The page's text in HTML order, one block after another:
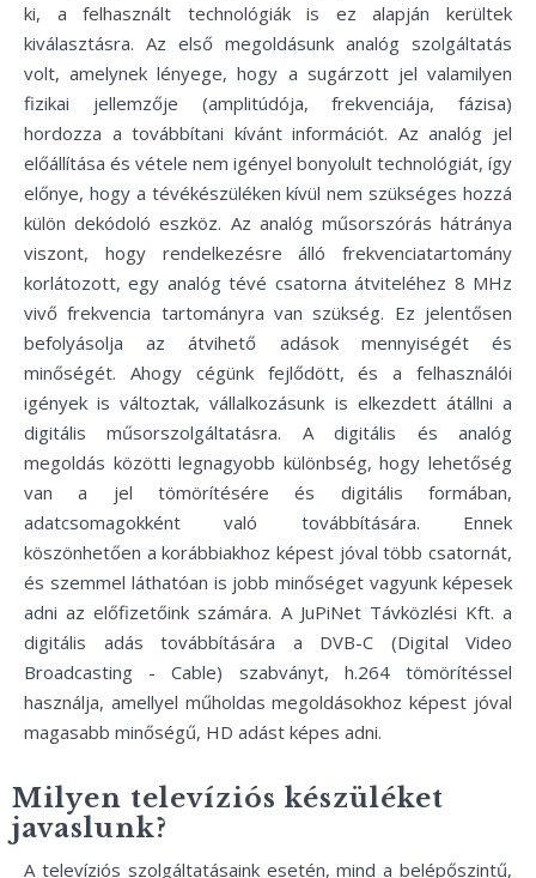
ki, a felhasznált technológiák is ez alapján kerültek
kiválasztásra. Az első megoldásunk analóg szolgáltatás
volt, amelynek lényege, hogy a sugárzott jel valamilyen
fizikai jellemzője (amplitúdója, frekvenciája, fázisa)
hordozza a továbbítani kívánt információt. Az analóg jel
előállítása és vétele nem igényel bonyolult technológiát, így
előnye, hogy a tévékészüléken kívül nem szükséges hozzá
külön dekódoló eszköz. Az analóg műsorszórás hátránya
viszont, hogy rendelkezésre álló frekvenciatartomány
korlátozott, egy analóg tévé csatorna átviteléhez 8 MHz
vivő frekvencia tartományra van szükség. Ez jelentősen
befolyásolja az átvihető adások mennyiségét és
minőségét. Ahogy cégünk fejlődött, és a felhasználói
igények is változtak, vállalkozásunk is elkezdett átállni a
digitális műsorszolgáltatásra. A digitális és analóg
megoldás közötti legnagyobb különbség, hogy lehetőség
van a jel tömörítésére és digitális formában,
adatcsomagokként való továbbítására. Ennek
köszönhetően a korábbiakhoz képest jóval több csatornát,
és szemmel láthatóan is jobb minőséget vagyunk képesek
adni az előfizetőink számára. A JuPiNet Távközlési Kft. a
digitális adás továbbítására a DVB-C (Digital Video
Broadcasting - Cable) szabványt, h.264 tömörítéssel
használja, amellyel műholdas megoldásokhoz képest jóval
magasabb minőségű, HD adást képes adni.
Milyen televíziós készüléket
javaslunk?
A televíziós szolgáltatásaink esetén, mind a belépőszintű,